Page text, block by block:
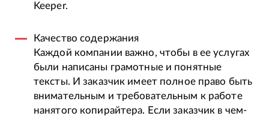
Keeper.
Качество содержания
Каждой компании важно, чтобы в ее услугах
были написаны грамотные и понятные
тексты. И заказчик имеет полное право быть
внимательным и требовательным к работе
нанятого копирайтера. Если заказчик в чем-